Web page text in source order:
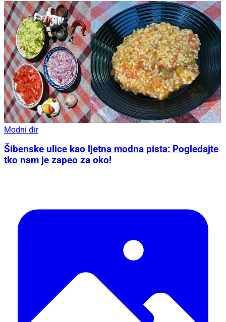
Modni đir
Šibenske ulice kao ljetna modna pista: Pogledajte
tko nam je zapeo za oko!